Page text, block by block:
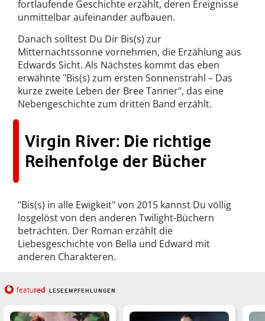
fortlaufende Geschichte erzählt, deren Ereignisse
unmittelbar aufeinander aufbauen.
Danach solltest Du Dir Bis(s) zur
Mitternachtssonne vornehmen, die Erzählung aus
Edwards Sicht. Als Nächstes kommt das eben
erwähnte "Bis(s) zum ersten Sonnenstrahl – Das
kurze zweite Leben der Bree Tanner", das eine
Nebengeschichte zum dritten Band erzählt.
Virgin River: Die richtige
Reihenfolge der Bücher
"Bis(s) in alle Ewigkeit" von 2015 kannst Du völlig
losgelöst von den anderen Twilight-Büchern
betrachten. Der Roman erzählt die
Liebesgeschichte von Bella und Edward mit
anderen Charakteren.
featured LESEEMPFEHLUNGEN